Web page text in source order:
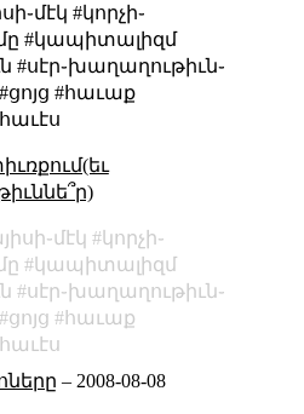
#կորչի֊
#կապիտալիզմ
#սէր֊խաղաղութիւն֊
#հաւաք
կորչի֊
կապիտալիզմ
սէր֊խաղաղութիւն֊
ցոյց
հաւաք
– 2008-08-08